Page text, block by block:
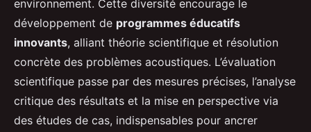
environnement. Cette diversité encourage le
développement de programmes éducatifs
innovants, alliant théorie scientifique et résolution
concrète des problèmes acoustiques. L’évaluation
scientifique passe par des mesures précises, l’analyse
critique des résultats et la mise en perspective via
des études de cas, indispensables pour ancrer